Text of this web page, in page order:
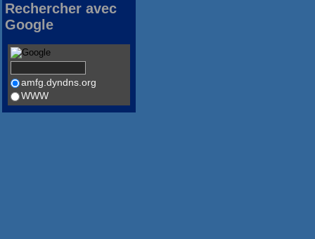
Rechercher avec
Google
amfg.dyndns.org
WWW